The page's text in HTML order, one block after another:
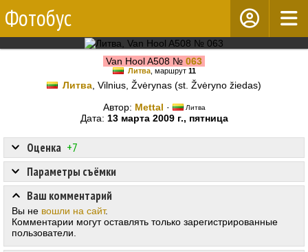
Фотобус
Van Hool A508 № 063
Литва, маршрут 11
Литва , Vilnius, Žvėrynas (st. Žvėryno žiedas)
Автор: Mettal · Литва
Дата: 13 марта 2009 г., пятница
Оценка +7
Параметры съёмки
Ваш комментарий
Вы не вошли на сайт.
Комментарии могут оставлять только зарегистрированные
пользователи.